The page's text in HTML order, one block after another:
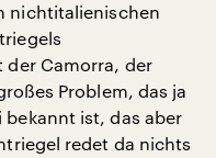
nichtitalienischen
der Camorra, der
Problem, das ja
bekannt ist, das aber
redet da nichts